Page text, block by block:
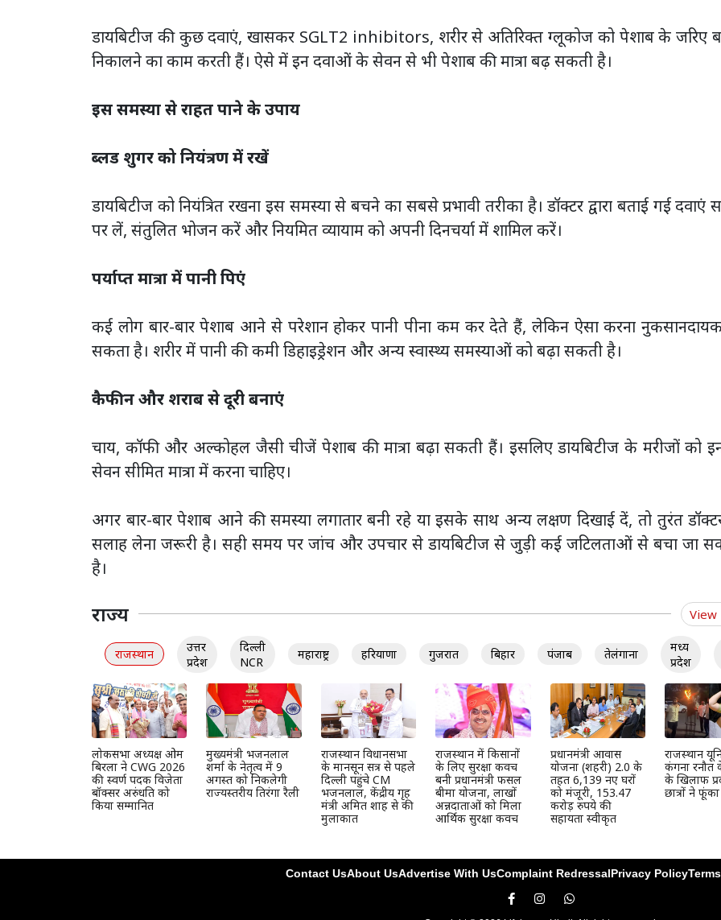
डायबिटीज की कुछ दवाएं, खासकर SGLT2 inhibitors, शरीर से अतिरिक्त ग्लूकोज को पेशाब के जरिए
निकालने का काम करती हैं। ऐसे में इन दवाओं के सेवन से भी पेशाब की मात्रा बढ़ सकती है।
इस समस्या से राहत पाने के उपाय
ब्लड शुगर को नियंत्रण में रखें
डायबिटीज को नियंत्रित रखना इस समस्या से बचने का सबसे प्रभावी तरीका है। डॉक्टर द्वारा बताई गई दवाएं
पर लें, संतुलित भोजन करें और नियमित व्यायाम को अपनी दिनचर्या में शामिल करें।
पर्याप्त मात्रा में पानी पिएं
कई लोग बार-बार पेशाब आने से परेशान होकर पानी पीना कम कर देते हैं, लेकिन ऐसा करना
सकता है। शरीर में पानी की कमी डिहाइड्रेशन और अन्य स्वास्थ्य समस्याओं को बढ़ा सकती है।
कैफीन और शराब से दूरी बनाएं
चाय, कॉफी और अल्कोहल जैसी चीजें पेशाब की मात्रा बढ़ा सकती हैं। इसलिए डायबिटीज के मरीजों को
सेवन सीमित मात्रा में करना चाहिए।
अगर बार-बार पेशाब आने की समस्या लगातार बनी रहे या इसके साथ अन्य लक्षण दिखाई दें, तो तुरंत
सलाह लेना जरूरी है। सही समय पर जांच और उपचार से डायबिटीज से जुड़ी कई जटिलताओं से बचा जा
है।
राज्य View
राजस्थान
उत्तर
प्रदेश
दिल्ली
NCR
महाराष्ट्र हरियाणा गुजरात बिहार पंजाब तेलंगाना
मध्य
प्रदेश
लोकसभा अध्यक्ष ओम
बिरला ने CWG 2026
की स्वर्ण पदक विजेता
बॉक्सर अरुंधति को
किया सम्मानित
मुख्यमंत्री भजनलाल
शर्मा के नेतृत्व में 9
अगस्त को निकलेगी
राज्यस्तरीय तिरंगा रैली
राजस्थान विधानसभा
के मानसून सत्र से पहले
दिल्ली पहुंचे CM
भजनलाल, केंद्रीय गृह
मंत्री अमित शाह से की
मुलाकात
राजस्थान में किसानों
के लिए सुरक्षा कवच
बनी प्रधानमंत्री फसल
बीमा योजना, लाखों
अन्नदाताओं को मिला
आर्थिक सुरक्षा कवच
प्रधानमंत्री आवास
योजना (शहरी) 2.0 के
तहत 6,139 नए घरों
को मंजूरी, 153.47
करोड़ रुपये की
सहायता स्वीकृत
राजस्थान
कंगना रनौत
के खिलाफ
छात्रों ने
Contact UsAbout UsAdvertise With UsComplaint RedressalPrivacy Policy